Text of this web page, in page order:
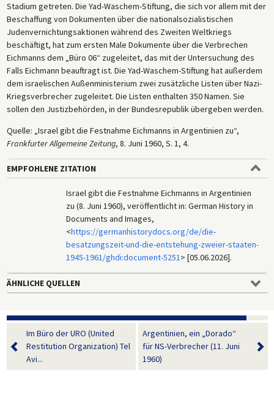
Stadium getreten. Die Yad-Waschem-Stiftung, die sich vor allem mit der
Beschaffung von Dokumenten über die nationalsozialistischen
Judenvernichtungsaktionen während des Zweiten Weltkriegs
beschäftigt, hat zum ersten Male Dokumente über die Verbrechen
Eichmanns dem „Büro 06“ zugeleitet, das mit der Untersuchung des
Falls Eichmann beauftragt ist. Die Yad-Waschem-Stiftung hat außerdem
dem israelischen Außenministerium zwei zusätzliche Listen über Nazi-
Kriegsverbrecher zugeleitet. Die Listen enthalten 350 Namen. Sie
sollen den Justizbehörden, in der Bundesrepublik übergeben werden.
Quelle: „Israel gibt die Festnahme Eichmanns in Argentinien zu“,
Frankfurter Allgemeine Zeitung, 8. Juni 1960, S. 1, 4.
EMPFOHLENE ZITATION
Israel gibt die Festnahme Eichmanns in Argentinien
zu (8. Juni 1960), veröffentlicht in: German History in
Documents and Images,
<https://germanhistorydocs.org/de/die-
besatzungszeit-und-die-entstehung-zweier-staaten-
1945-1961/ghdi:document-5251> [05.06.2026].
ÄHNLICHE QUELLEN
Im Büro der URO (United
Restitution Organization) Tel
Avi...
Argentinien, ein „Dorado“
für NS-Verbrecher (11. Juni
1960)